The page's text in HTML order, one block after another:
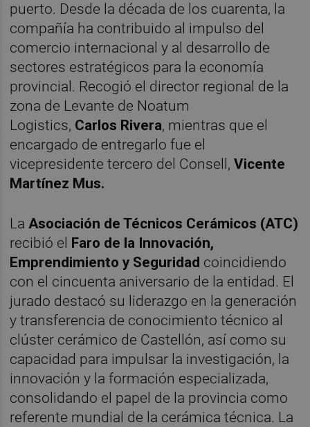
puerto. Desde la década de los cuarenta, la
compañía ha contribuido al impulso del
comercio internacional y al desarrollo de
sectores estratégicos para la economía
provincial. Recogió el director regional de la
zona de Levante de Noatum
Logistics, Carlos Rivera, mientras que el
encargado de entregarlo fue el
vicepresidente tercero del Consell,Vicente
Martínez Mus.
La Asociación de Técnicos Cerámicos (ATC)
recibió el Faro de la Innovación,
Emprendimiento y Seguridad coincidiendo
con el cincuenta aniversario de la entidad. El
jurado destacó su liderazgo en la generación
y transferencia de conocimiento técnico al
clúster cerámico de Castellón, así como su
capacidad para impulsar la investigación, la
innovación y la formación especializada,
consolidando el papel de la provincia como
referente mundial de la cerámica técnica. La